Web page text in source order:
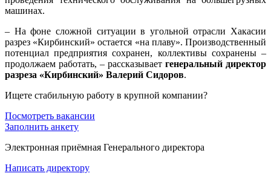
машинах.
– На фоне сложной ситуации в угольной отрасли Хакасии
разрез «Кирбинский» остается «на плаву». Производственный
потенциал предприятия сохранен, коллективы сохранены –
продолжаем работать, – рассказывает генеральный директор
разреза «Кирбинский» Валерий Сидоров.
Ищете стабильную работу в крупной компании?
Посмотреть вакансии
Заполнить анкету
Электронная приёмная Генерального директора
Написать директору